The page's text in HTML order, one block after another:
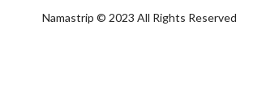
Namastrip © 2023 All Rights Reserved